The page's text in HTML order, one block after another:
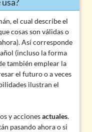
el cual describe el
cosas son válidas o
Así corresponde
(incluso la forma
también emplear la
el futuro o a veces
ilustran el
y accionesactuales.
pasando ahora o si